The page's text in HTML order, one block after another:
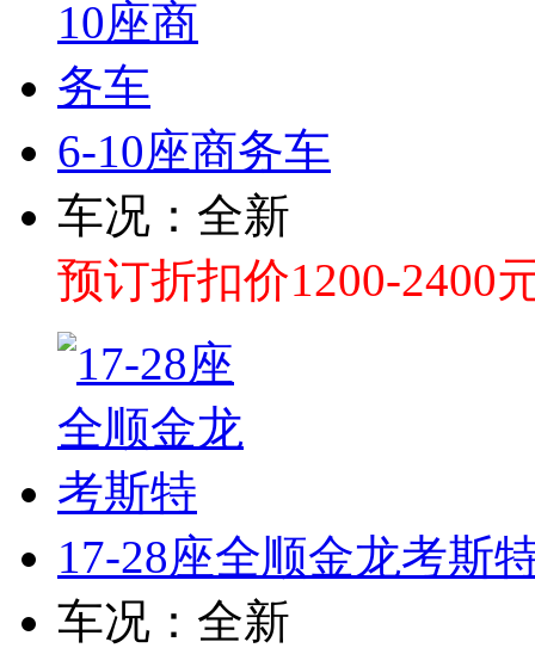
6-10座商务车
车况：全新
预订折扣价1200-2400
17-28座全顺金龙考斯
车况：全新